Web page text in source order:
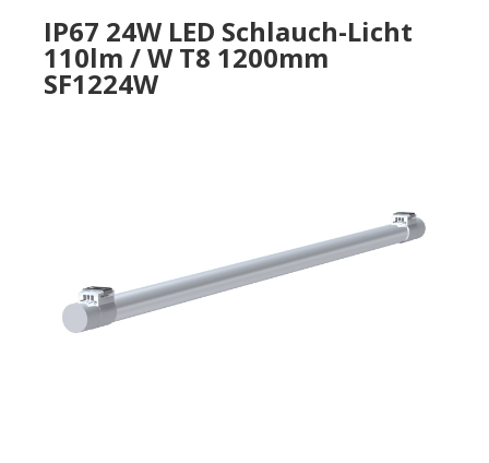
IP67 24W LED Schlauch-Licht
110lm / W T8 1200mm
SF1224W